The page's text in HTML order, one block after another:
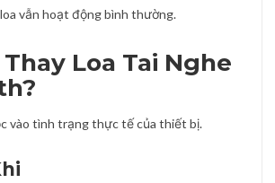
vẫn hoạt động bình thường.
Loa Tai Nghe
vào tình trạng thực tế của thiết bị.